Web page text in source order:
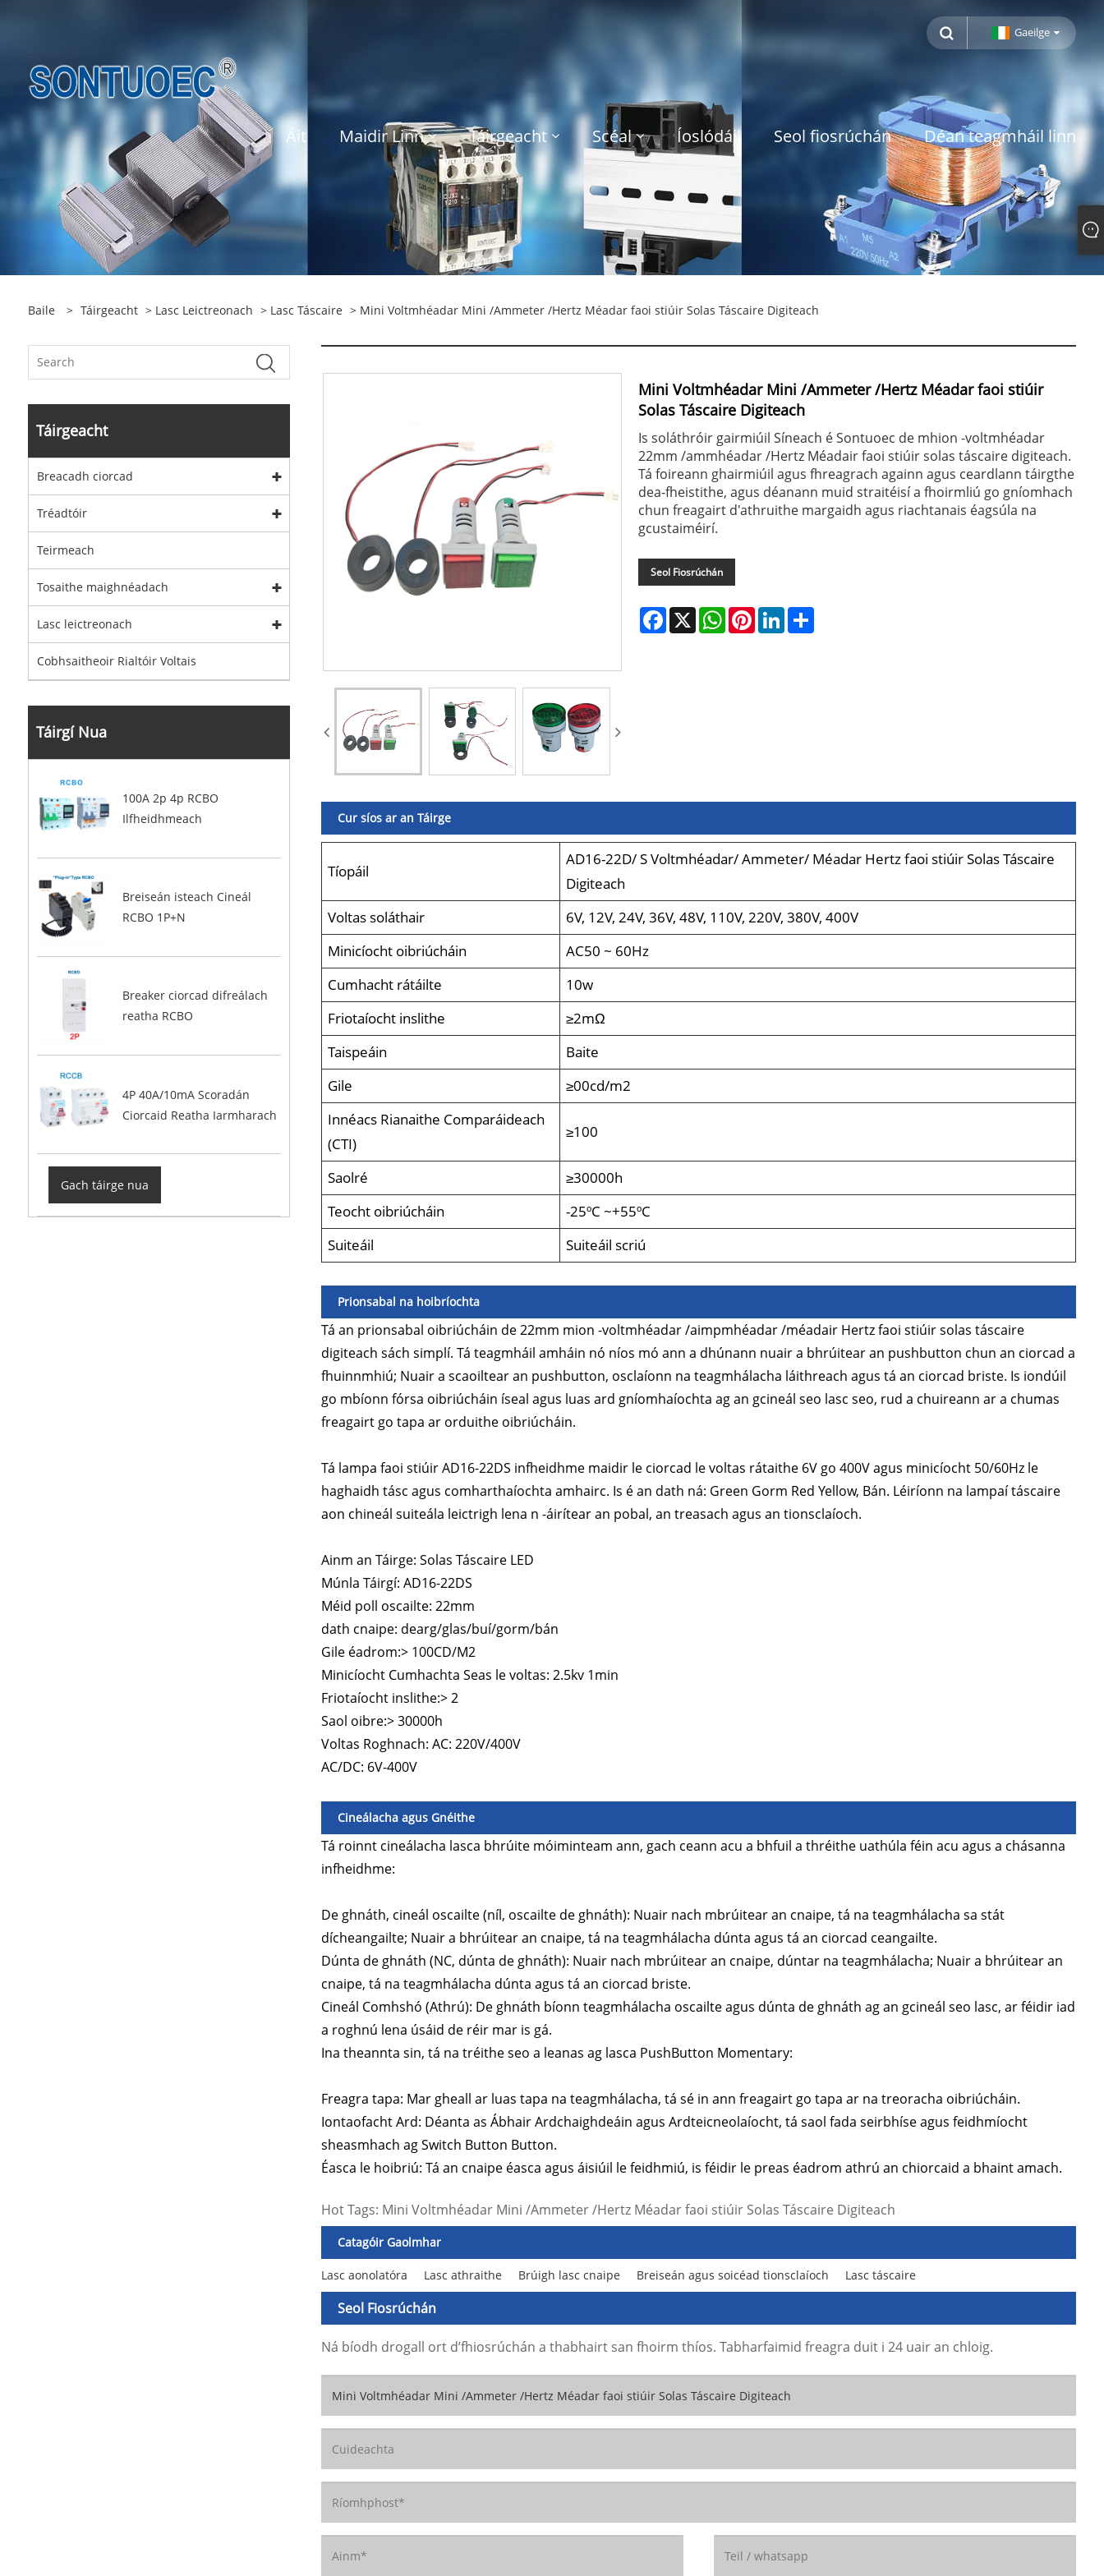
Gaeilge
Áit Maidir Linn Táirgeacht Scéal Íoslódáil Seol fiosrúchán Déan teagmháil linn
Baile > Táirgeacht > Lasc Leictreonach > Lasc Táscaire > Mini Voltmhéadar Mini /Ammeter /Hertz Méadar faoi stiúir Solas Táscaire Digiteach
Táirgeacht
Breacadh ciorcad
Tréadtóir
Teirmeach
Tosaithe maighnéadach
Lasc leictreonach
Cobhsaitheoir Rialtóir Voltais
Táirgí Nua
100A 2p 4p RCBO
Ilfheidhmeach
Breiseán isteach Cineál
RCBO 1P+N
Breaker ciorcad difreálach
reatha RCBO
4P 40A/10mA Scoradán
Ciorcaid Reatha Iarmharach
Gach táirge nua
Mini Voltmhéadar Mini /Ammeter /Hertz Méadar faoi stiúir
Solas Táscaire Digiteach
Is soláthróir gairmiúil Síneach é Sontuoec de mhion -voltmhéadar
22mm /ammhéadar /Hertz Méadair faoi stiúir solas táscaire digiteach.
Tá foireann ghairmiúil agus fhreagrach againn agus ceardlann táirgthe
dea-fheistithe, agus déanann muid straitéisí a fhoirmliú go gníomhach
chun freagairt d'athruithe margaidh agus riachtanais éagsúla na
gcustaiméirí.
Seol Fiosrúchán
Facebook
X WhatsApp
PinterestLinkedIn
Cur síos ar an Táirge
Tíopáil
AD16-22D/ S Voltmhéadar/ Ammeter/ Méadar Hertz faoi stiúir Solas Táscaire
Digiteach
Voltas soláthair
6V, 12V, 24V, 36V, 48V, 110V, 220V, 380V, 400V
Minicíocht oibriúcháin
AC50 ~ 60Hz
Cumhacht rátáilte
10w
Friotaíocht inslithe
≥2mΩ
Taispeáin
Baite
Gile
≥00cd/m2
Innéacs Rianaithe Comparáideach
(CTI)
≥100
Saolré
≥30000h
Teocht oibriúcháin
-25ºC ~+55ºC
Suiteáil
Suiteáil scriú
Prionsabal na hoibríochta
Tá an prionsabal oibriúcháin de 22mm mion -voltmhéadar /aimpmhéadar /méadair Hertz faoi stiúir solas táscaire
digiteach sách simplí. Tá teagmháil amháin nó níos mó ann a dhúnann nuair a bhrúitear an pushbutton chun an ciorcad a
fhuinnmhiú; Nuair a scaoiltear an pushbutton, osclaíonn na teagmhálacha láithreach agus tá an ciorcad briste. Is iondúil
go mbíonn fórsa oibriúcháin íseal agus luas ard gníomhaíochta ag an gcineál seo lasc seo, rud a chuireann ar a chumas
freagairt go tapa ar orduithe oibriúcháin.
Tá lampa faoi stiúir AD16-22DS infheidhme maidir le ciorcad le voltas rátaithe 6V go 400V agus minicíocht 50/60Hz le
haghaidh tásc agus comharthaíochta amhairc. Is é an dath ná: Green Gorm Red Yellow, Bán. Léiríonn na lampaí táscaire
aon chineál suiteála leictrigh lena n -áirítear an pobal, an treasach agus an tionsclaíoch.
Ainm an Táirge: Solas Táscaire LED
Múnla Táirgí: AD16-22DS
Méid poll oscailte: 22mm
dath cnaipe: dearg/glas/buí/gorm/bán
Gile éadrom:> 100CD/M2
Minicíocht Cumhachta Seas le voltas: 2.5kv 1min
Friotaíocht inslithe:> 2
Saol oibre:> 30000h
Voltas Roghnach: AC: 220V/400V
AC/DC: 6V-400V
Cineálacha agus Gnéithe
Tá roinnt cineálacha lasca bhrúite móiminteam ann, gach ceann acu a bhfuil a thréithe uathúla féin acu agus a chásanna
infheidhme:
De ghnáth, cineál oscailte (níl, oscailte de ghnáth): Nuair nach mbrúitear an cnaipe, tá na teagmhálacha sa stát
dícheangailte; Nuair a bhrúitear an cnaipe, tá na teagmhálacha dúnta agus tá an ciorcad ceangailte.
Dúnta de ghnáth (NC, dúnta de ghnáth): Nuair nach mbrúitear an cnaipe, dúntar na teagmhálacha; Nuair a bhrúitear an
cnaipe, tá na teagmhálacha dúnta agus tá an ciorcad briste.
Cineál Comhshó (Athrú): De ghnáth bíonn teagmhálacha oscailte agus dúnta de ghnáth ag an gcineál seo lasc, ar féidir iad
a roghnú lena úsáid de réir mar is gá.
Ina theannta sin, tá na tréithe seo a leanas ag lasca PushButton Momentary:
Freagra tapa: Mar gheall ar luas tapa na teagmhálacha, tá sé in ann freagairt go tapa ar na treoracha oibriúcháin.
Iontaofacht Ard: Déanta as Ábhair Ardchaighdeáin agus Ardteicneolaíocht, tá saol fada seirbhíse agus feidhmíocht
sheasmhach ag Switch Button Button.
Éasca le hoibriú: Tá an cnaipe éasca agus áisiúil le feidhmiú, is féidir le preas éadrom athrú an chiorcaid a bhaint amach.
Hot Tags: Mini Voltmhéadar Mini /Ammeter /Hertz Méadar faoi stiúir Solas Táscaire Digiteach
Catagóir Gaolmhar
Lasc aonolatóra Lasc athraithe Brúigh lasc cnaipe Breiseán agus soicéad tionsclaíoch Lasc táscaire
Seol Fiosrúchán
Ná bíodh drogall ort d’fhiosrúchán a thabhairt san fhoirm thíos. Tabharfaimid freagra duit i 24 uair an chloig.